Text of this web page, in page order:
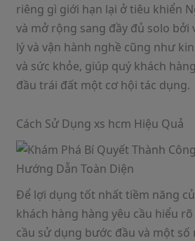
riêng gì giới hạn lại ở tiêu khiển
và mở rộng sang đầy đủ solo bởi
lý và vận hành nghề cũng như
và sức khỏe, giúp quý khách
đầu trái đất một cơ hội tác dụng.
Cách Sử Dụng xs hcm Hiệu Quả
Để lợi dụng tốt nhất tiềm năng
khách hàng hàng yêu cầu hiểu
cầu sử dụng bước đầu và một số